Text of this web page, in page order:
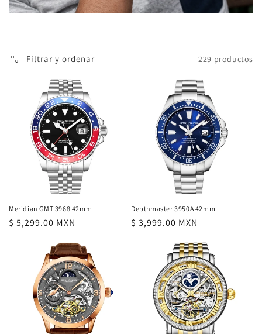
n
Filtrar y ordenar 229 productos
Meridian GMT 3968 42mm
Precio
$ 5,299.00 MXN
Depthmaster 3950A 42mm
Precio
$ 3,999.00 MXN